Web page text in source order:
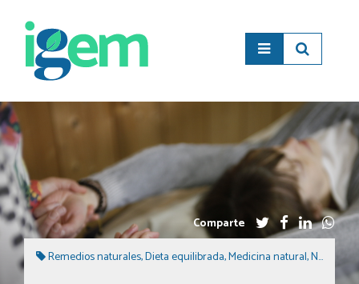
Comparte
Remedios naturales,Dieta equilibrada,Medicina natural,Naturopatía